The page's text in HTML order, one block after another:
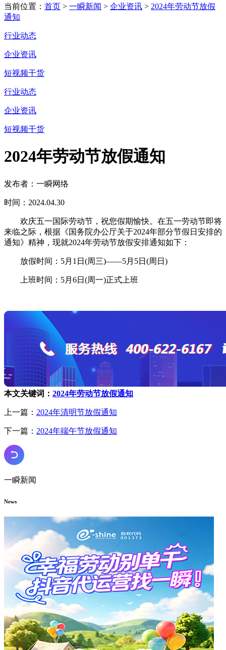
当前位置： 首页 > 一瞬新闻 > 企业资讯 > 2024年劳动节放假
通知
行业动态
企业资讯
短视频干货
行业动态
企业资讯
短视频干货
2024年劳动节放假通知
发布者：一瞬网络
时间：2024.04.30
欢庆五一国际劳动节，祝您假期愉快。在五一劳动节即将
来临之际，根据《国务院办公厅关于2024年部分节假日安排的
通知》精神，现就2024年劳动节放假安排通知如下：
放假时间：5月1日(周三)——5月5日(周日)
上班时间：5月6日(周一)正式上班
本文关键词： 2024年劳动节放假通知
上一篇： 2024年清明节放假通知
下一篇： 2024年端午节放假通知
一瞬新闻
News